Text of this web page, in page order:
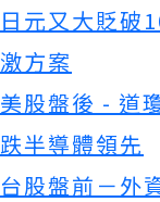
日元又大貶破
激方案
美股盤後 - 道
跌半導體領先
台股盤前－外